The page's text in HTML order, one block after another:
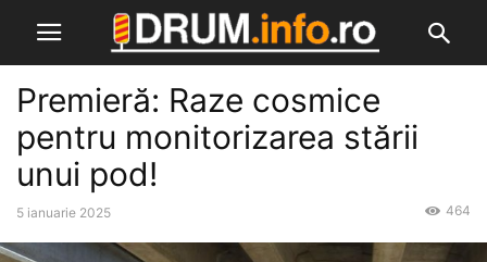
Premieră: Raze cosmice
pentru monitorizarea stării
unui pod!
5 ianuarie 2025 464